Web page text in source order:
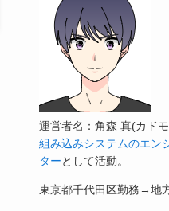
運営者名：角森 真(カド
組み込みシステムのエン
ターとして活動。
東京都千代田区勤務→地